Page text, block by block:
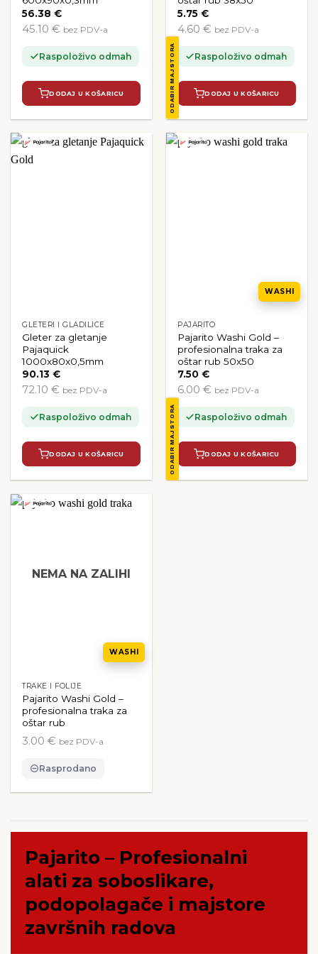
56.38€
45.10 € bez PDV-a
Raspoloživo odmah
DODAJ U KOŠARICU ODABIR MAJSTORA
5.75€
4.60 € bez PDV-a
Raspoloživo odmah
DODAJ U KOŠARICU
GLETERI I GLADILICE
Gleter za gletanje
Pajaquick
1000x80x0,5mm
90.13€
72.10 € bez PDV-a
Raspoloživo odmah
DODAJ U KOŠARICU ODABIR MAJSTORA
WASHI
PAJARITO
Pajarito Washi Gold –
profesionalna traka za
oštar rub 50x50
7.50€
6.00 € bez PDV-a
Raspoloživo odmah
DODAJ U KOŠARICU
NEMA NA ZALIHI
WASHI
TRAKE I FOLIJE
Pajarito Washi Gold –
profesionalna traka za
oštar rub
3.00 € bez PDV-a
Rasprodano
više
Opcije
mogu
odabrati
stranici
Pajarito – Profesionalni
alati za soboslikare,
podopolagače i majstore
završnih radova